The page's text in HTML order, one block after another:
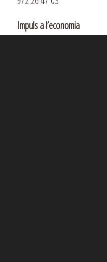
Impuls a l’economia